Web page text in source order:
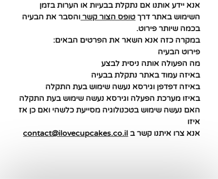
אנא יידע אותנו אם נתקלת בבעיות או הערות בזמן
השימוש באתר דרך טופס הצור קשר והסבר את הבעיה
בכמה שיותר פירוט.
במקרה כזה אנא השאר את הפרטים הבאים:
פירוט הבעיה
מה הפעולה אותה ניסית לבצע
באיזה עמוד באתר נתקלת בבעיה
באיזה דפדפן וגירסא נעשה שימוש בעת התקלה
באיזו מערכת הפעלה וגירסא נעשה שימוש בעת התקלה
האם נעשה שימוש בטכנולוגיה מסייעת כלשהי ואם כן אז
איזו
אנא צרו איתנו קשר ב contact@ilovecupcakes.co.il